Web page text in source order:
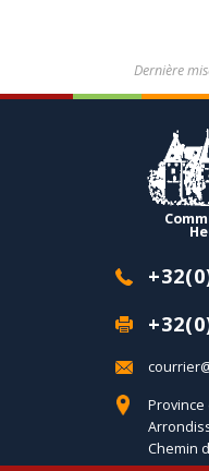
Dernière
Province
Chemin